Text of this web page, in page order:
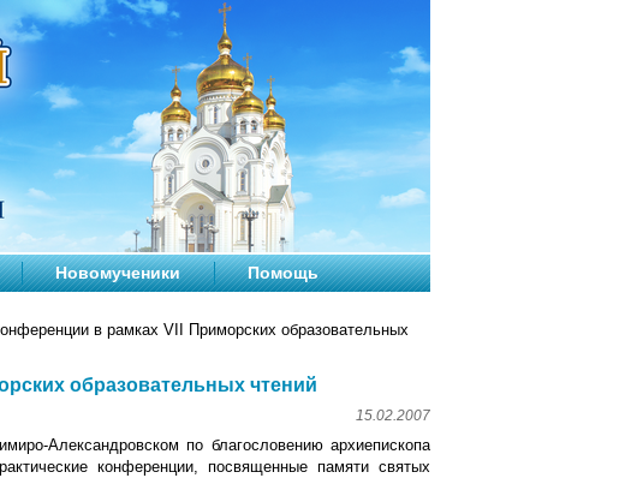
Новомученики Помощь
в рамках VII Приморских образовательных
образовательных чтений
15.02.2007
Александровском по благословению архиепископа
конференции, посвященные памяти святых